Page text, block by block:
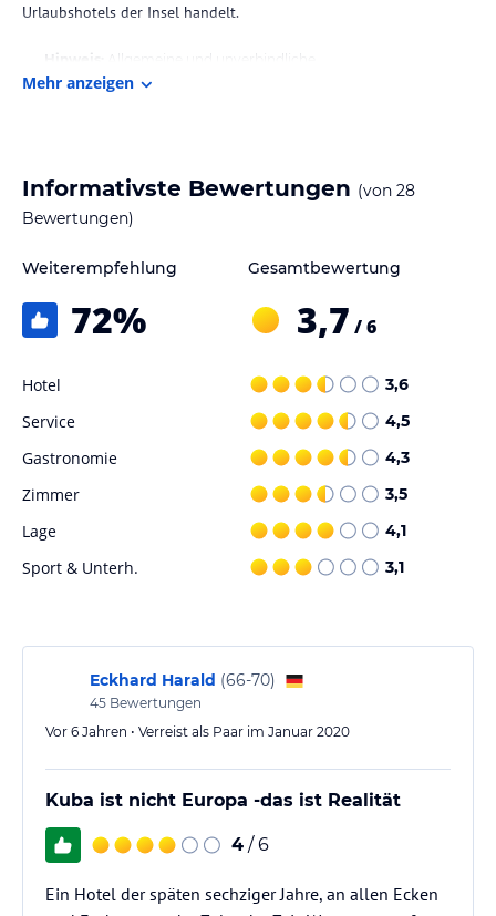
Urlaubshotels der Insel handelt.
Hinweis:
Allgemeine und unverbindliche
Hoteliers-/Veranstalter-/Kataloginformationen. Alle Angaben
Mehr anzeigen
Informativste Bewertungen (von 28
Bewertungen)
Weiterempfehlung
72%
Gesamtbewertung
3,7 / 6
Hotel 3,6
Service 4,5
Gastronomie 4,3
Zimmer 3,5
Lage 4,1
Sport & Unterh. 3,1
Eckhard Harald (66-70)
45 Bewertungen
Vor 6 Jahren • Verreist als Paar im Januar 2020
Kuba ist nicht Europa -das ist Realität
4 / 6
Ein Hotel der späten sechziger Jahre, an allen Ecken